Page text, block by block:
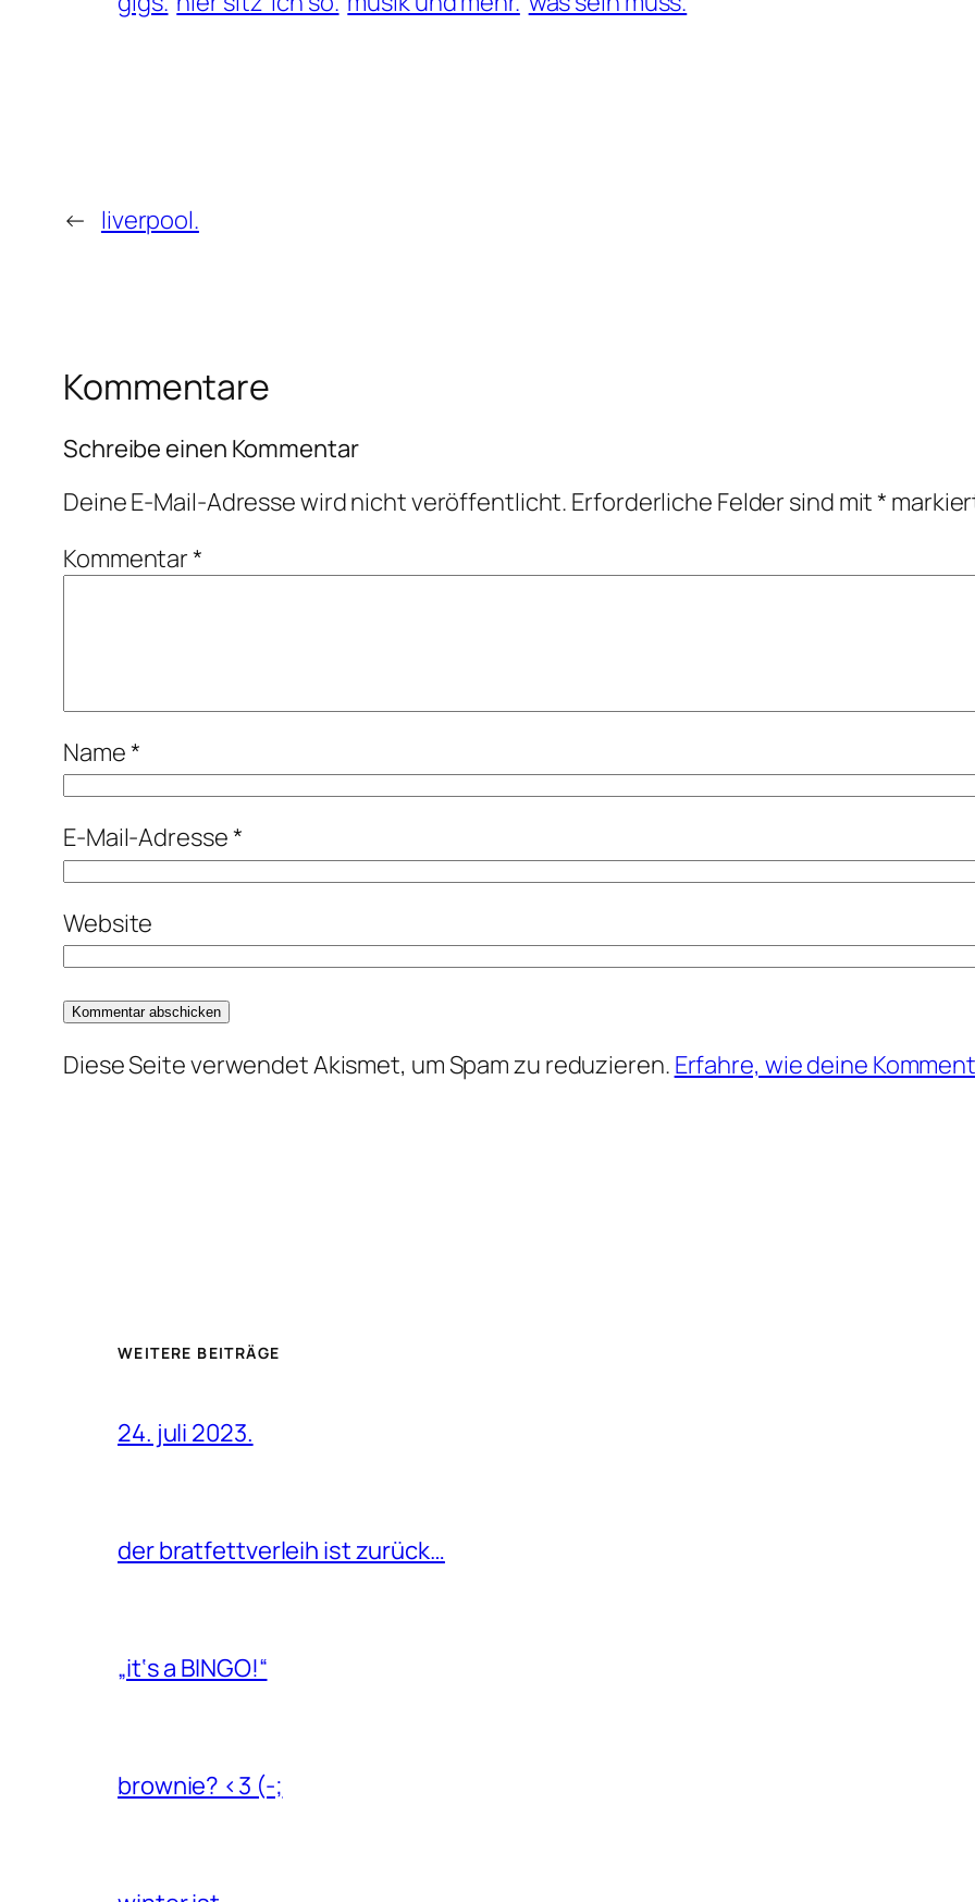
← liverpool.
Kommentare
Schreibe einen Kommentar
Deine E-Mail-Adresse wird nicht veröffentlicht. Erforderliche Felder sind mit*
Kommentar*
Name*
E-Mail-Adresse*
Website
Diese Seite verwendet Akismet, um Spam zu reduzieren. Erfahre, wie deine
WEITERE BEITRÄGE
24. juli 2023.
der bratfettverleih ist zurück…
„it‘s a BINGO!“
brownie? <3 (-;